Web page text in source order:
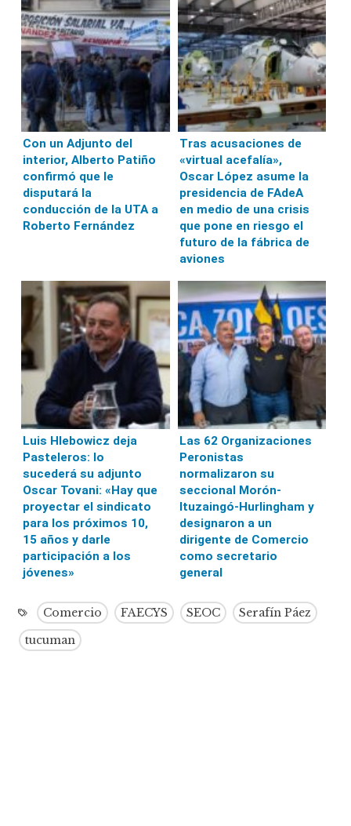
Con un Adjunto del
interior, Alberto Patiño
confirmó que le
disputará la
conducción de la UTA a
Roberto Fernández
Tras acusaciones de
«virtual acefalía»,
Oscar López asume la
presidencia de FAdeA
en medio de una crisis
que pone en riesgo el
futuro de la fábrica de
aviones
Luis Hlebowicz deja
Pasteleros: lo
sucederá su adjunto
Oscar Tovani: «Hay que
proyectar el sindicato
para los próximos 10,
15 años y darle
participación a los
jóvenes»
Las 62 Organizaciones
Peronistas
normalizaron su
seccional Morón-
Ituzaingó-Hurlingham y
designaron a un
dirigente de Comercio
como secretario
general
Comercio FAECYS SEOC
Serafín Páez
tucuman